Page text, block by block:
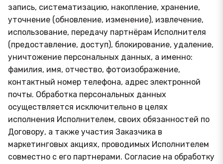
запись, систематизацию, накопление, хранение,
уточнение (обновление, изменение), извлечение,
использование, передачу партнёрам Исполнителя
(предоставление, доступ), блокирование, удаление,
уничтожение персональных данных, а именно:
фамилия, имя, отчество, фотоизображение,
контактный номер телефона, адрес электронной
почты. Обработка персональных данных
осуществляется исключительно в целях
исполнения Исполнителем, своих обязанностей по
Договору, а также участия Заказчика в
маркетинговых акциях, проводимых Исполнителем
совместно с его партнерами. Согласие на обработку